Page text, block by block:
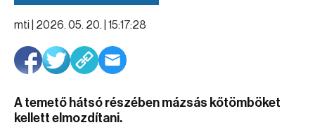
mti | 2026. 05. 20. | 15:17:28
A temető hátsó részében mázsás kőtömböket
kellett elmozdítani.